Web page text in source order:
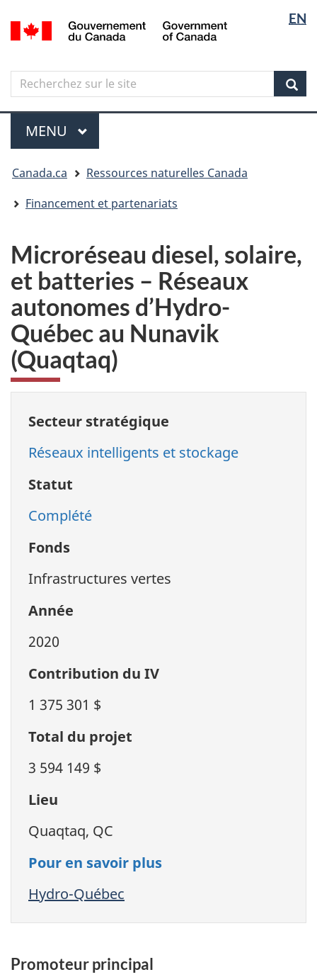
Aller
au
principal
Skip
to
government"
Passer
à
version
simplifiée
langue
EN
Canada
Search
Recherchez
sur
le
site
Menu
MENU PRINCIPAL
êtes
ici
Canada.ca
Ressources naturelles Canada
Financement et partenariats
Microréseau diesel, solaire,
et batteries – Réseaux
autonomes d’Hydro-
Québec au Nunavik
(Quaqtaq)
Secteur stratégique
Réseaux intelligents et stockage
Statut
Complété
Fonds
Infrastructures vertes
Année
2020
Contribution du IV
1 375 301 $
Total du projet
3 594 149 $
Lieu
Quaqtaq, QC
Pour en savoir plus
Hydro-Québec
Promoteur principal